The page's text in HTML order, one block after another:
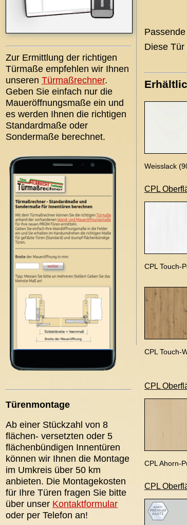
Diese
Weisslack
CPL
CPL Touch-
CPL Touch-
CPL
CPL Ahorn-
CPL
Zur Ermittlung der richtigen
Türmaße empfehlen wir Ihnen
unseren Türmaßrechner.
Geben Sie einfach nur die
Maueröffnungsmaße ein und
es werden Ihnen die richtigen
Standardmaße oder
Sondermaße berechnet.
Türenmontage
Ab einer Stückzahl von 8
flächen- versetzten oder 5
flächenbündigen Innentüren
können wir Ihnen die Montage
im Umkreis über 50 km
anbieten. Die Montagekosten
für Ihre Türen fragen Sie bitte
über unser Kontaktformular
oder per Telefon an!